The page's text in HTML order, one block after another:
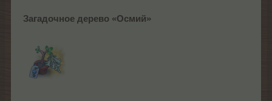
Загадочное дерево «Осмий»